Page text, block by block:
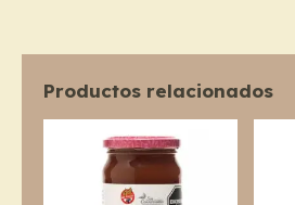
Productos relacionados